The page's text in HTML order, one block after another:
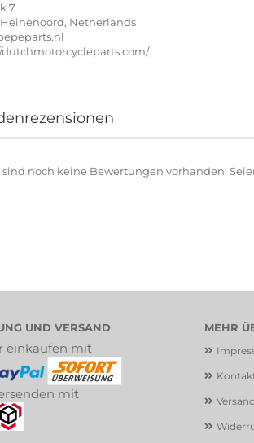
7
Heinenoord, Netherlands
dutchmotorcycleparts.com/
sind noch keine Bewertungen vorhanden.
MEHR
UND VERSAND
einkaufen mit
mit